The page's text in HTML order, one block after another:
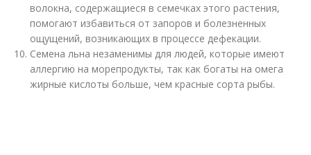
волокна, содержащиеся в семечках этого растения,
помогают избавиться от запоров и болезненных
ощущений, возникающих в процессе дефекации.
Семена льна незаменимы для людей, которые имеют
аллергию на морепродукты, так как богаты на омега
жирные кислоты больше, чем красные сорта рыбы.